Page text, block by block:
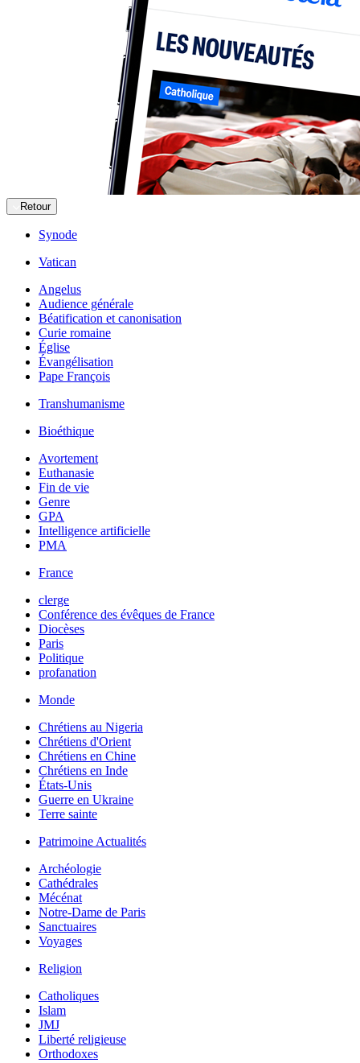
Retour
Synode
Vatican
Angelus
Audience générale
Béatification et canonisation
Curie romaine
Église
Évangélisation
Pape François
Transhumanisme
Bioéthique
Avortement
Euthanasie
Fin de vie
Genre
GPA
Intelligence artificielle
PMA
France
clerge
Conférence des évêques de France
Diocèses
Paris
Politique
profanation
Monde
Chrétiens au Nigeria
Chrétiens d'Orient
Chrétiens en Chine
Chrétiens en Inde
États-Unis
Guerre en Ukraine
Terre sainte
Patrimoine Actualités
Archéologie
Cathédrales
Mécénat
Notre-Dame de Paris
Sanctuaires
Voyages
Religion
Catholiques
Islam
JMJ
Liberté religieuse
Orthodoxes